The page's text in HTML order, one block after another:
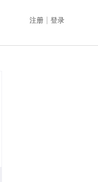
注册 登录